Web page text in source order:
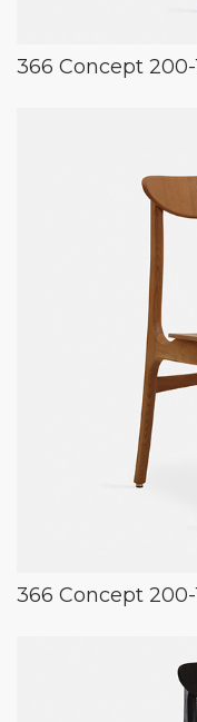
366 Concept
366 Concept